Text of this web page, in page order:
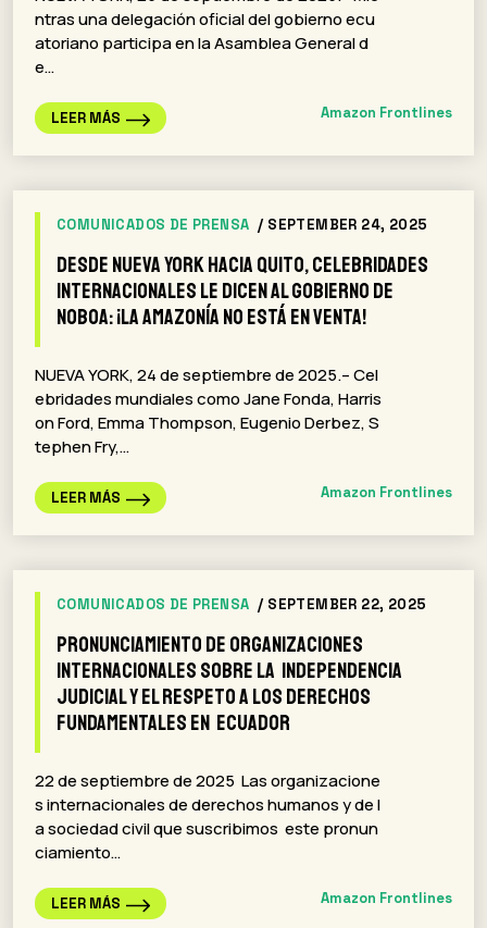
ntras una delegación oficial del gobierno ecu
atoriano participa en la Asamblea General d
e…
LEER MÁS Amazon Frontlines
COMUNICADOS DE PRENSA / SEPTEMBER 24, 2025
Desde Nueva York hacia Quito, celebridades
Internacionales le dicen al Gobierno de
Noboa: ¡La Amazonía no está en venta!
NUEVA YORK, 24 de septiembre de 2025.– Cel
ebridades mundiales como Jane Fonda, Harris
on Ford, Emma Thompson, Eugenio Derbez, S
tephen Fry,…
LEER MÁS Amazon Frontlines
COMUNICADOS DE PRENSA / SEPTEMBER 22, 2025
Pronunciamiento de organizaciones
internacionales sobre la independencia
judicial y el respeto a los derechos
fundamentales en Ecuador
22 de septiembre de 2025 Las organizacione
s internacionales de derechos humanos y de l
a sociedad civil que suscribimos este pronun
ciamiento…
LEER MÁS Amazon Frontlines